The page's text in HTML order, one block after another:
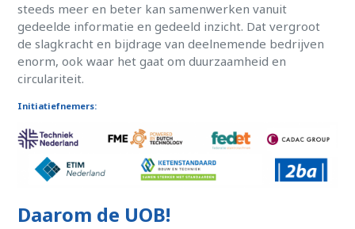
steeds meer en beter kan samenwerken vanuit
gedeelde informatie en gedeeld inzicht. Dat vergroot
de slagkracht en bijdrage van deelnemende bedrijven
enorm, ook waar het gaat om duurzaamheid en
circulariteit.
Initiatiefnemers:
Daarom de UOB!